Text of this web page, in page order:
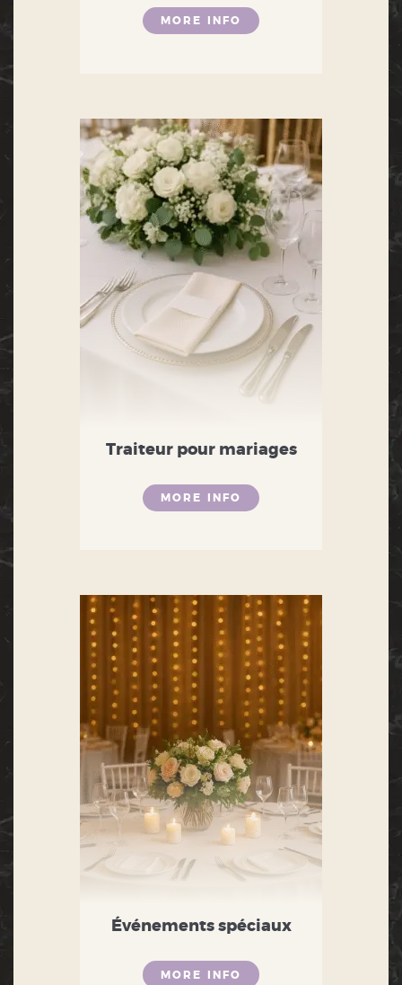
MORE INFO
Traiteur pour mariages
MORE INFO
Événements spéciaux
MORE INFO